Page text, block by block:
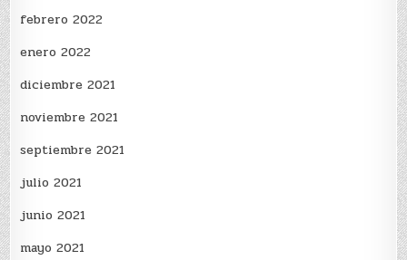
febrero 2022
enero 2022
diciembre 2021
noviembre 2021
septiembre 2021
julio 2021
junio 2021
mayo 2021